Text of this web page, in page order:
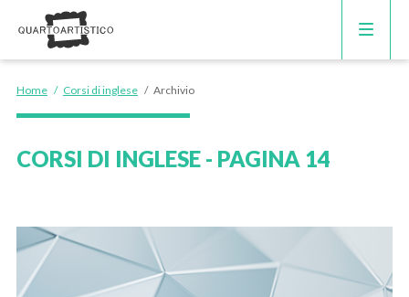
SCUOLE SERALI
Home / Corsi di inglese / Archivio
CORSI DI INGLESE - PAGINA 14